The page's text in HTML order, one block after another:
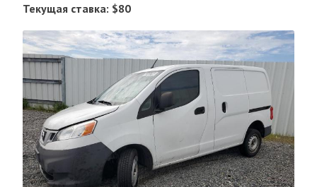
Текущая ставка: $80